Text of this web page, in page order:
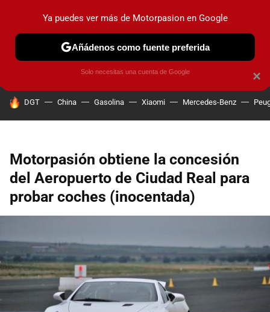
PRUEBAS COCHES ELÉCTRICOS OBSERVATORIO
HOY SE HABLA DE
DGT China Gasolina Xiaomi Mercedes-Benz
Motorpasión obtiene la concesión
del Aeropuerto de Ciudad Real para
probar coches (inocentada)
×
Ya puedes ver más de Motorpasion en Google
Añádenos como fuente preferida
Solo necesitas una cuenta de Google